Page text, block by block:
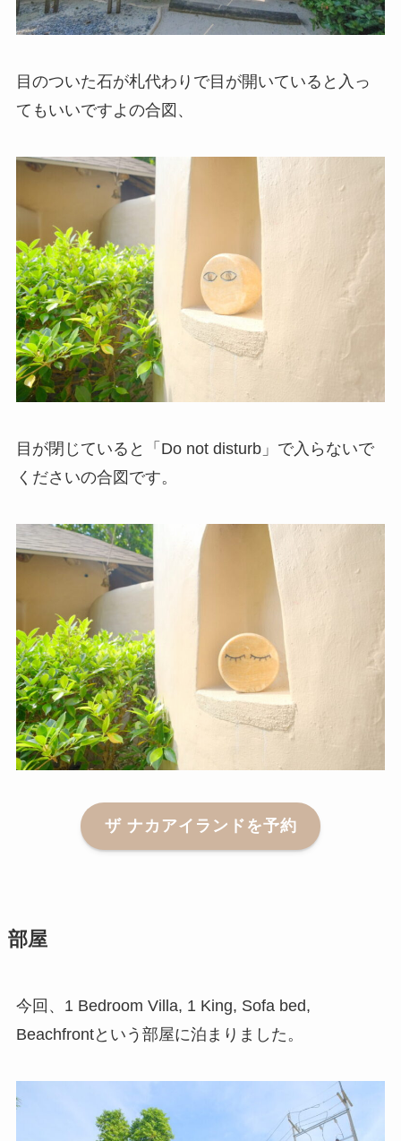
目のついた石が札代わりで目が開いていると入っ
てもいいですよの合図、
目が閉じていると「Do not disturb」で入らないで
くださいの合図です。
ザ ナカアイランドを予約
部屋
今回、1 Bedroom Villa, 1 King, Sofa bed,
Beachfrontという部屋に泊まりました。